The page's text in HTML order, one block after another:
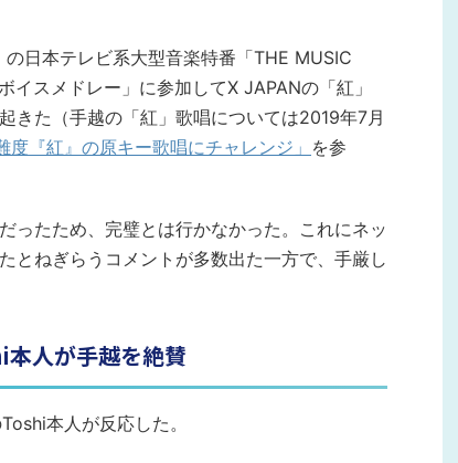
日本テレビ系大型音楽特番「THE MUSIC
スメドレー」に参加してX JAPANの「紅」
きた（手越の「紅」歌唱については2019年7月
度『紅』の原キー歌唱にチャレンジ」 を参
ったため、完璧とは行かなかった。これにネッ
とねぎらうコメントが多数出た一方で、手厳し
人が手越を絶賛
本人が反応した。